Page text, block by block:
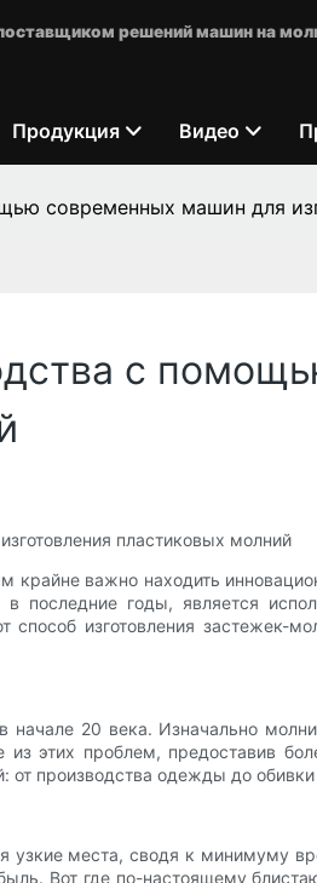
решений машин на
Продукция Видео
современных машин для
с
пластиковых молний
важно находить
последние годы, является
изготовления застежек-
20 века. Изначально
этих проблем, предоставив
производства одежды до
узкие места, сводя к минимуму
Вот где по-настоящему